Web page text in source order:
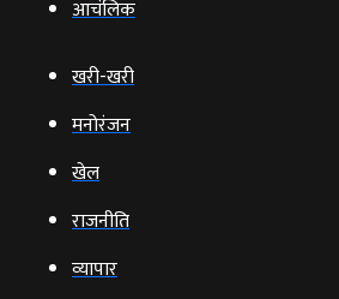
आचंलिक
खरी-खरी
मनोरंजन
खेल
राजनीति
व्‍यापार